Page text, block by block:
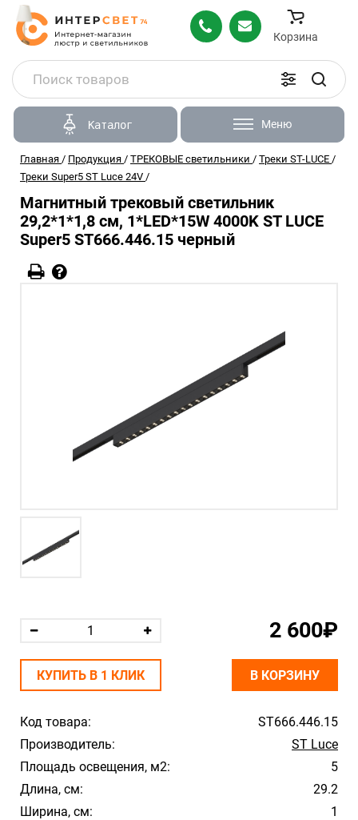
Корзина
Каталог Меню
Главная / Продукция / ТРЕКОВЫЕ светильники / Треки ST-LUCE /
Треки Super5 ST Luce 24V /
Магнитный трековый светильник
29,2*1*1,8 см, 1*LED*15W 4000K ST LUCE
Super5 ST666.446.15 черный
Код товара:
ST666.446.15
Производитель:
ST Luce
Площадь освещения, м2:
5
Длина, см:
29.2
Ширина, см:
1
2 600₽
КУПИТЬ В 1 КЛИК В КОРЗИНУ